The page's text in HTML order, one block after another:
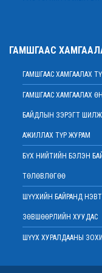
МЭДЭГДЭЛ
2022 оны 01 сарын 20
Ерөнхий шүүгч
Элчин сайдтай хамтын
2022 оны 01 сарын 19
Үндсэн хуулийн цэцийн
2022 оны 01 сарын 19
Улсын дээд шүүхийн
Дээд шүүхийн нийт
ГАМШГААС
ГАМШГААС ХАМГААЛАХ
ГАМШГААС ХАМГААЛАХ
БАЙДЛЫН ЗЭРЭГТ
АЖИЛЛАХ ТҮР ЖУРАМ
БҮХ НИЙТИЙН БЭЛЭН
ТӨЛӨВЛӨГӨӨ
ШҮҮХИЙН БАЙРАНД
ЗӨВШӨӨРЛИЙН ХУУДАС
ШҮҮХ ХУРАЛДААНЫ